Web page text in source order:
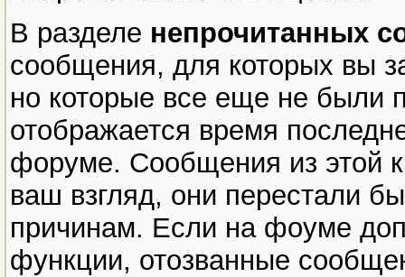
В разделе непрочитанных
сообщения, для которых вы
но которые все еще не были
отображается время
форуме. Сообщения из этой
ваш взгляд, они перестали
причинам. Если на фоуме
функции, отозванные